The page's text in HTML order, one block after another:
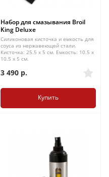
Набор для смазывания Broil
King Deluxe
Силиконовая кисточка и емкость для
соуса из нержавеющей стали.
Кисточка: 25.5 х 5 см. Емкость: 10.5 х
10.5 х 5 см.
3 490 р.
Купить